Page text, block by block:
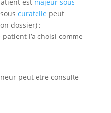
est majeur sous
curatelle peut
dossier) ;
l’a choisi comme
peut être consulté